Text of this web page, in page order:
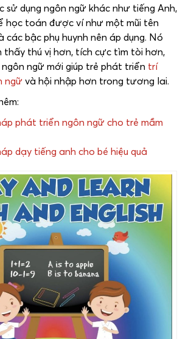
sử dụng ngôn ngữ khác như tiếng Anh,
học toán được ví như một mũi tên
các bậc phụ huynh nên áp dụng. Nó
thấy thú vị hơn, tích cực tìm tòi hơn,
ngữ mới giúp trẻ phát triển trí
ngữ và hội nhập hơn trong tương lai.
phát triển ngôn ngữ cho trẻ mầm
dạy tiếng anh cho bé hiệu quả